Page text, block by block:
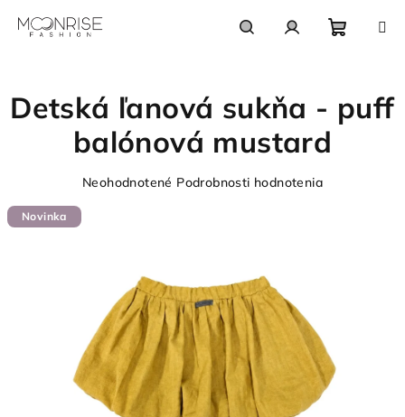
košík
Detská ľanová sukňa - puff
balónová mustard
Priemerné
produktu
hviezdičiek.
Neohodnotené Podrobnosti hodnotenia
Novinka